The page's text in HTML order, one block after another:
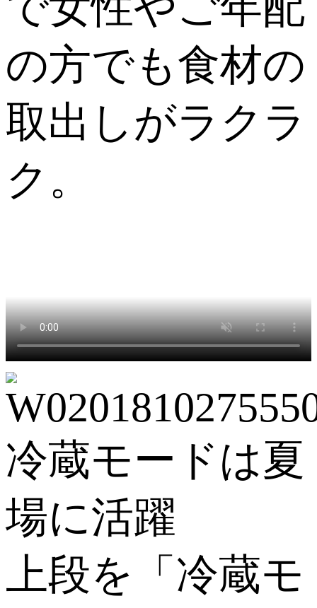
の方でも食材の
取出しがラクラ
ク。
冷蔵モードは夏
場に活躍
上段を「冷蔵モ